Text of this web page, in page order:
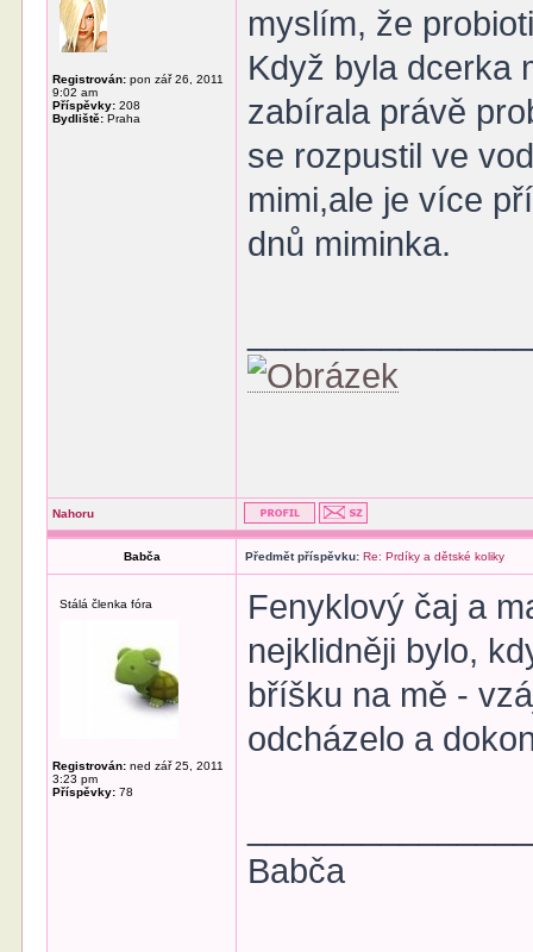
Registrován: pon zář 26, 2011
9:02 am
Příspěvky: 208
Bydliště: Praha
myslím, že
Když byla dcerka
zabírala právě
se rozpustil ve
mimi,ale je více
dnů miminka.
Nahoru
Babča Předmět příspěvku: Re: Prdíky a dětské koliky
Stálá členka fóra
Registrován: ned zář 25, 2011
3:23 pm
Příspěvky: 78
Fenyklový čaj a
nejklidněji bylo,
bříšku na mě -
odcházelo a
Babča